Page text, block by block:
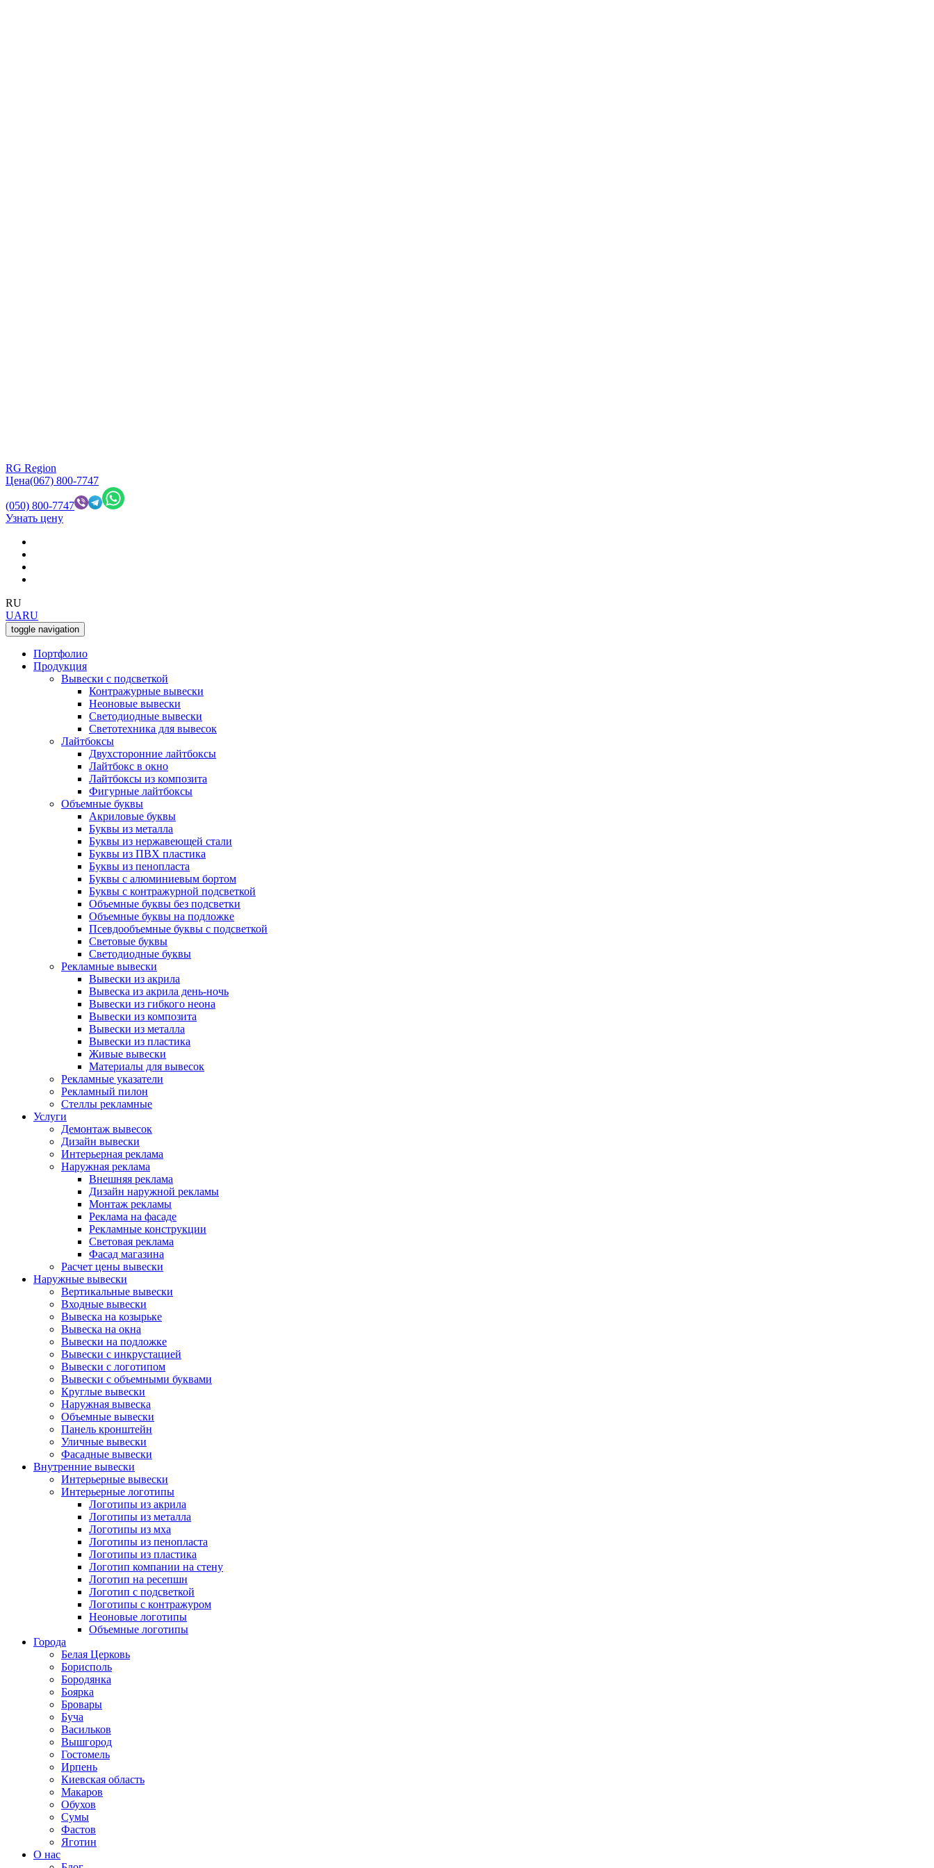
RG Region
Цена(067) 800-7747
(050) 800-7747
Узнать цену
RU
UARU
toggle navigation
Портфолио
Продукция
Вывески с подсветкой
Контражурные вывески
Неоновые вывески
Светодиодные вывески
Светотехника для вывесок
Лайтбоксы
Двухсторонние лайтбоксы
Лайтбокс в окно
Лайтбоксы из композита
Фигурные лайтбоксы
Объемные буквы
Акриловые буквы
Буквы из металла
Буквы из нержавеющей стали
Буквы из ПВХ пластика
Буквы из пенопласта
Буквы с алюминиевым бортом
Буквы с контражурной подсветкой
Объемные буквы без подсветки
Объемные буквы на подложке
Псевдообъемные буквы с подсветкой
Световые буквы
Светодиодные буквы
Рекламные вывески
Вывески из акрила
Вывеска из акрила день-ночь
Вывески из гибкого неона
Вывески из композита
Вывески из металла
Вывески из пластика
Живые вывески
Материалы для вывесок
Рекламные указатели
Рекламный пилон
Стеллы рекламные
Услуги
Демонтаж вывесок
Дизайн вывески
Интерьерная реклама
Наружная реклама
Внешняя реклама
Дизайн наружной рекламы
Монтаж рекламы
Реклама на фасаде
Рекламные конструкции
Световая реклама
Фасад магазина
Расчет цены вывески
Наружные вывески
Вертикальные вывески
Входные вывески
Вывеска на козырьке
Вывеска на окна
Вывески на подложке
Вывески с инкрустацией
Вывески с логотипом
Вывески с объемными буквами
Круглые вывески
Наружная вывеска
Объемные вывески
Панель кронштейн
Уличные вывески
Фасадные вывески
Внутренние вывески
Интерьерные вывески
Интерьерные логотипы
Логотипы из акрила
Логотипы из металла
Логотипы из мха
Логотипы из пенопласта
Логотипы из пластика
Логотип компании на стену
Логотип на ресепшн
Логотип с подсветкой
Логотипы с контражуром
Неоновые логотипы
Объемные логотипы
Города
Белая Церковь
Борисполь
Бородянка
Боярка
Бровары
Буча
Васильков
Вышгород
Гостомель
Ирпень
Киевская область
Макаров
Обухов
Сумы
Фастов
Яготин
О нас